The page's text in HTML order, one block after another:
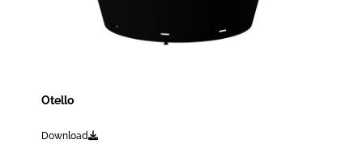
Otello
Download